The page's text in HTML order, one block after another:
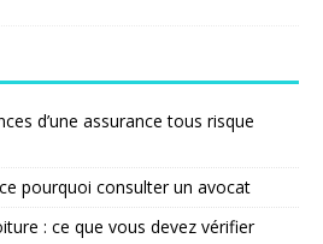
d’une assurance tous risque
pourquoi consulter un avocat
: ce que vous devez vérifier